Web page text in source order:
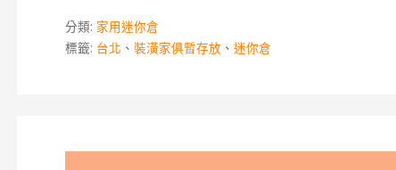
分類: 家用迷你倉
標籤: 台北 、 裝潢家俱暫存放 、 迷你倉